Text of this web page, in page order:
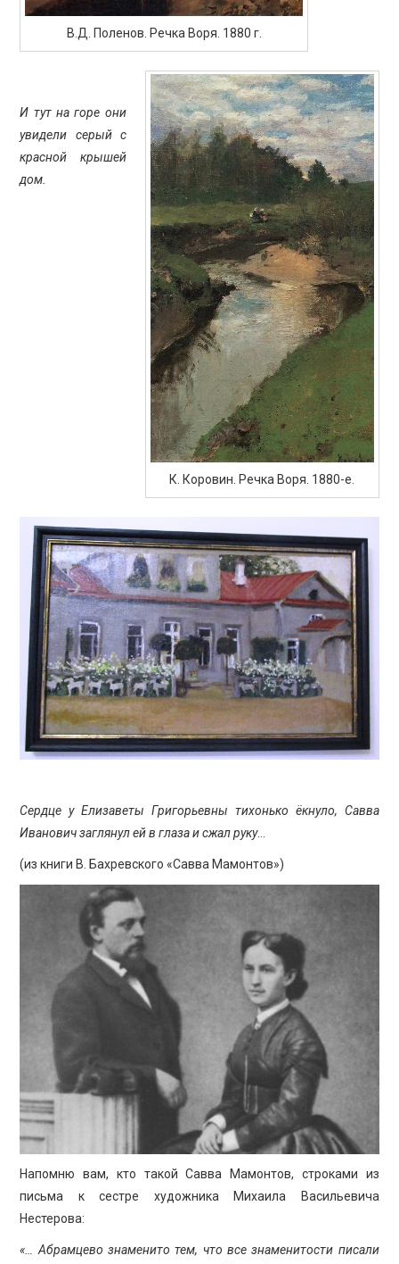
В.Д. Поленов. Речка Воря. 1880 г.
К. Коровин. Речка Воря. 1880-е.
И тут на горе они
увидели серый с
красной крышей
дом.
Сердце у Елизаветы Григорьевны тихонько ёкнуло, Савва
Иванович заглянул ей в глаза и сжал руку…
(из книги В. Бахревского «Савва Мамонтов»)
Напомню вам, кто такой Савва Мамонтов, строками из
письма к сестре художника Михаила Васильевича
Нестерова:
«… Абрамцево знаменито тем, что все знаменитости писали